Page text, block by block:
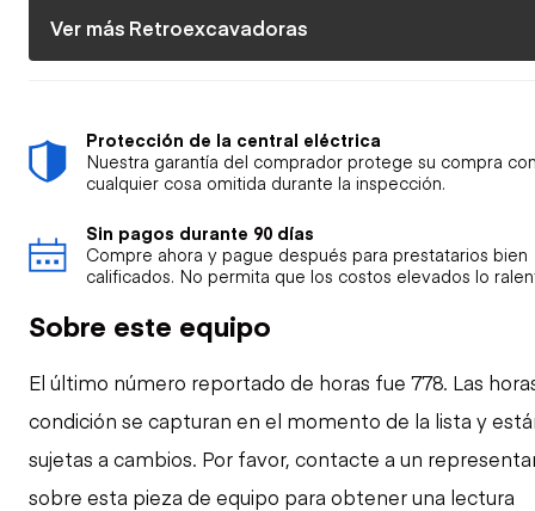
Ver más Retroexcavadoras
Protección de la central eléctrica
Nuestra garantía del comprador protege su compra
cualquier cosa omitida durante la inspección.
Sin pagos durante 90 días
Compre ahora y pague después para prestatarios bien
calificados. No permita que los costos elevados lo
Sobre este equipo
El último número reportado de horas fue 778. Las
condición se capturan en el momento de la lista y
sujetas a cambios. Por favor, contacte a un
sobre esta pieza de equipo para obtener una lectura